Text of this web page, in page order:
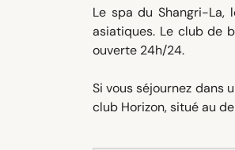
Le spa du Shangri-La,
asiatiques. Le club de
ouverte 24h/24.
Si vous séjournez dans
club Horizon, situé au